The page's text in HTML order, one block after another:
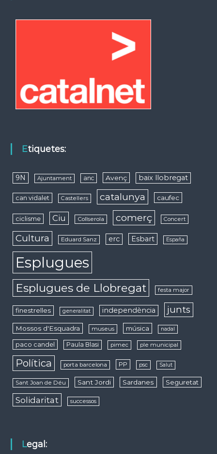
Etiquetes:
9N Ajuntament anc Avenç baix llobregat
can vidalet Castellers catalunya caufec
ciclisme Ciu Collserola comerç Concert
Cultura Eduard Sanz erc Esbart España
Esplugues
Esplugues de Llobregat festa major
finestrelles generalitat independència junts
Mossos d'Esquadra museus música nadal
paco candel Paula Blasi pimec ple municipal
Política porta barcelona PP psc Salut
Sant Joan de Déu Sant Jordi Sardanes Seguretat
Solidaritat successos
Legal: